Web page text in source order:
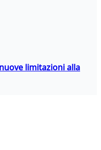
limitazioni alla